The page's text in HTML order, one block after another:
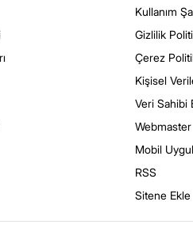
Kullanım
Gizlilik
Çerez
Kişisel
Veri Sahibi
Webmaster
Mobil
RSS
Sitene Ekle